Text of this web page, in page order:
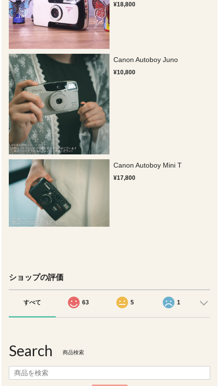
¥18,800
Canon Autoboy Juno
¥10,800
Canon Autoboy Mini T
¥17,800
ショップの評価
すべて 63 5 1
Search 商品検索